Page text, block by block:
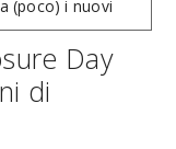
Day
di